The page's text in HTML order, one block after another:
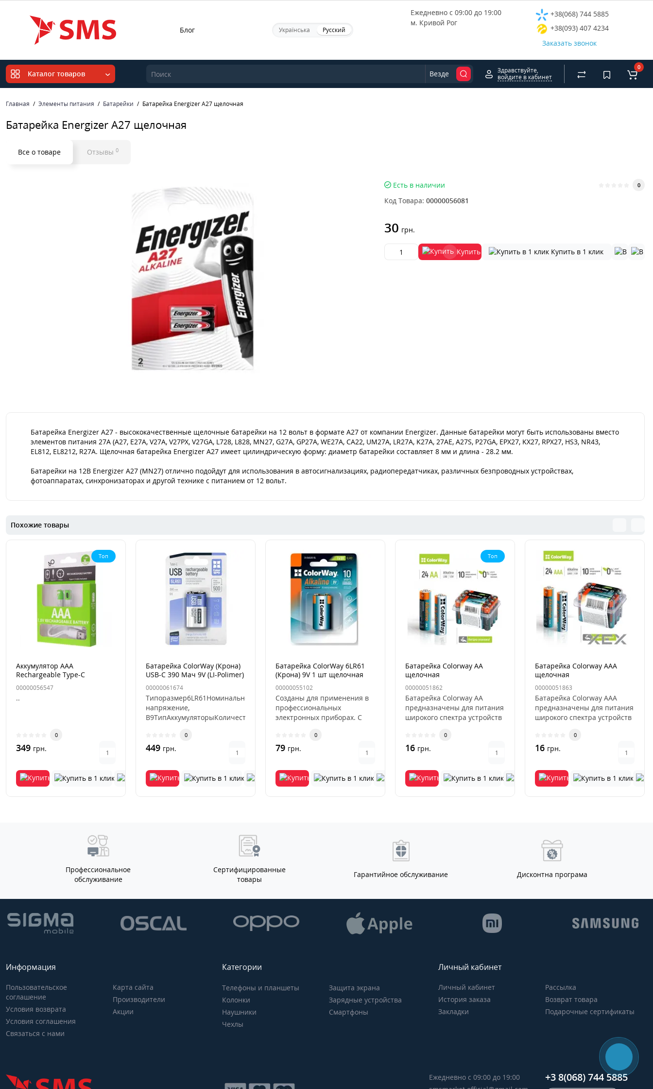
Блог Українська Русский
Ежедневно с 09:00 до 19:00
м. Кривой Рог
+38(068) 744 5885
+38(093) 407 4234
Заказать звонок
Каталог товаров Везде
Здравствуйте,
войдите в кабинет
0
Главная Элементы питания Батарейки Батарейка Energizer A27 щелочная
Батарейка Energizer A27 щелочная
Все о товаре Отзывы 0
Есть в наличии 0
Код Товара: 00000056081
30 грн.
Купить Купить в 1 клик
Батарейка Energizer A27 - высококачественные щелочные батарейки на 12 вольт в формате A27 от компании Energizer. Данные батарейки могут быть использованы вместо
элементов питания 27A (A27, E27A, V27A, V27PX, V27GA, L728, L828, MN27, G27A, GP27A, WE27A, CA22, UM27A, LR27A, K27A, 27AE, A27S, P27GA, EPX27, KX27, RPX27, HS3, NR43,
EL812, EL8212, R27A. Щелочная батарейка Energizer A27 имеет цилиндрическую форму: диаметр батарейки составляет 8 мм и длина - 28.2 мм.
Батарейки на 12В Energizer A27 (MN27) отлично подойдут для использования в автосигнализациях, радиопередатчиках, различных безпроводных устройствах,
фотоаппаратах, синхронизаторах и другой технике с питанием от 12 вольт.
Похожие товары
Топ
Аккумулятор AAA
Rechargeable Type-C
пальчиковый
00000056547
..
0
349 грн.
Батарейка ColorWay (Крона)
USB-C 390 Мач 9V (LI-Polimer)
1 шт перезаряжаемая
00000061674
Типоразмер6LR61Номинальное
напряжение,
В9ТипАккумуляторыКоличество
полимерны..
0
449 грн.
Батарейка ColorWay 6LR61
(Крона) 9V 1 шт щелочная
00000055102
Созданы для применения в
профессиональных
электронных приборах. С
прибор буд..
0
79 грн.
Топ
Батарейка Colorway AA
щелочная
00000051862
Батарейка Colorway AA
предназначены для питания
широкого спектра устройств
0
16 грн.
Батарейка Colorway AAA
щелочная
00000051863
Батарейка Colorway AAA
предназначены для питания
широкого спектра устройств
0
16 грн.
Профессиональное
обслуживание
Сертифицированные
товары
Гарантийное обслуживание Дисконтна програма
Информация
Пользовательское
соглашение
Условия возврата
Условия соглашения
Связаться с нами
Карта сайта
Производители
Акции
Категории
Телефоны и планшеты
Колонки
Наушники
Чехлы
Защита экрана
Зарядные устройства
Смартфоны
Личный кабинет
Личный кабинет
История заказа
Закладки
Рассылка
Возврат товара
Подарочные сертификаты
Ежедневно с 09:00 до 19:00
+3 8(068) 744 5885